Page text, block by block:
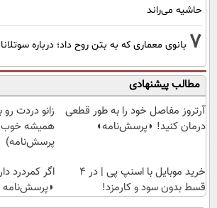
حاشیه می‌راند
7 بانوی معماری که به بتن روح داد؛ درباره
مطالب پیشنهادی
آرتروز مفاصل خود را به طور قطعی
درمان کنید! ◗پرسش‌نامه◖
زانو دردت
همیشه خوب
پرسش‌نامه)
خرید موبایل با اسنپ پی | در ۴
قسط بدون سود و کارمزد!
اگر کمردرد
◗پرسش‌نامه